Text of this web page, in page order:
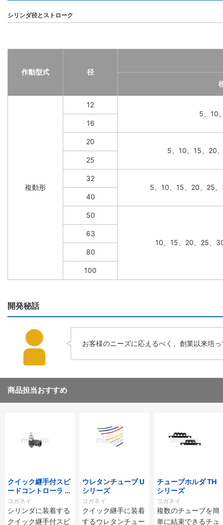
シリンダ径とストローク
作動型式
径
複動形
12
5、10
16
20
5、10、15、20
25
32
5、10、15、20、25
40
50
10、15、20、25、
63
80
100
開発秘話
お客様のニーズに応えるべく、創業以来培
商品担当おすすめ
クイック継手付スピ
ードコントローラ ス
タンダードタイプ S
C□-M・SS□-Mシ
リーズ
コガネイ
シリンダに装着する
クイック継手付スピ
ウレタンチューブ U
シリーズ
コガネイ
クイック継手に装着
するウレタンチュー
チューブホルダ TH
シリーズ
コガネイ
複数のチューブを簡
単に結束できるチュ